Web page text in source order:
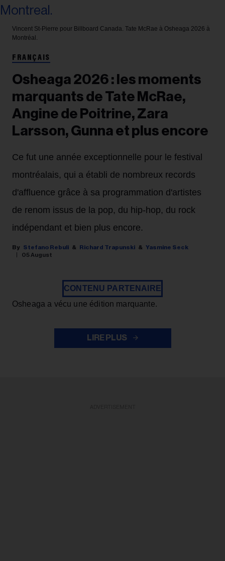
Vincent St-Pierre pour Billboard Canada. Tate McRae à Osheaga 2026 à
Montréal.
FRANÇAIS
Osheaga 2026 : les moments
marquants de Tate McRae,
Angine de Poitrine, Zara
Larsson, Gunna et plus encore
Ce fut une année exceptionnelle pour le festival
montréalais, qui a établi de nombreux records
d'affluence grâce à sa programmation d'artistes
de renom issus de la pop, du hip-hop, du rock
indépendant et bien plus encore.
Stefano Rebuli Richard Trapunski
Yasmine Seck
05 August
CONTENU PARTENAIRE
Osheaga a vécu une édition marquante.
LIRE PLUS